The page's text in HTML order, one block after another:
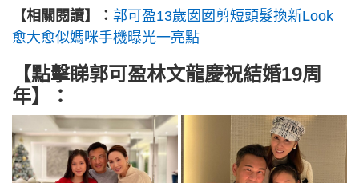
【相關閱讀】： 郭可盈13歲囡囡剪短頭髮換新Look
愈大愈似媽咪手機曝光一亮點
【點擊睇郭可盈林文龍慶祝結婚19周
年】：